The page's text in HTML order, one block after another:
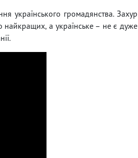
українського громадянства. Захур
а українське – не є дуже